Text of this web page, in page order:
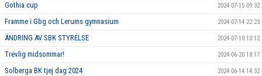
Gothia cup 2024-07-15 09:32
Framme i Gbg och Lerums gymnasium 2024-07-14 22:23
ÄNDRING AV SBK STYRELSE 2024-07-10 10:12
Trevlig midsommar! 2024-06-20 18:17
Solberga BK tjej dag 2024 2024-06-14 14:32